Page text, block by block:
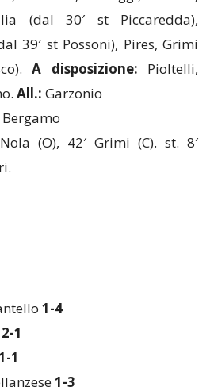
(dal 30′ st Piccaredda),
39′ st Possoni), Pires, Grimi
A disposizione:Pioltelli,
All.: Garzonio
(O), 42′ Grimi (C). st. 8′
2-1
1-1